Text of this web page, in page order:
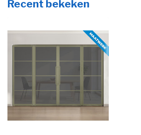
Recent bekeken